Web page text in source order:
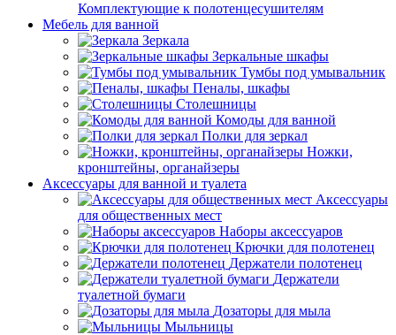
Комплектующие к полотенцесушителям
Мебель для ванной
Зеркала
Зеркальные шкафы
Тумбы под умывальник
Пеналы, шкафы
Столешницы
Комоды для ванной
Полки для зеркал
Ножки,
кронштейны, органайзеры
Аксессуары для ванной и туалета
Аксессуары
для общественных мест
Наборы аксессуаров
Крючки для полотенец
Держатели полотенец
Держатели
туалетной бумаги
Дозаторы для мыла
Мыльницы